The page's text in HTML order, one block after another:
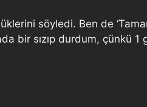
söyledi. Ben de
sızıp durdum, çünkü 1